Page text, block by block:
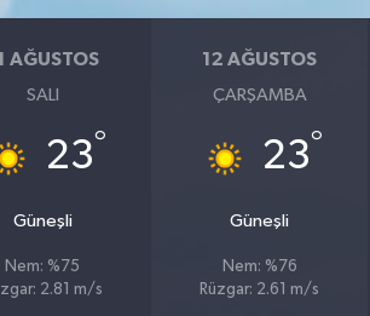
AĞUSTOS
SALI
23°
Güneşli
Nem: %75
2.81 m/s
12 AĞUSTOS
ÇARŞAMBA
23°
Güneşli
Nem: %76
Rüzgar: 2.61 m/s